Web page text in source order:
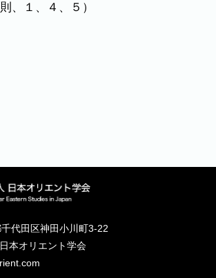
、１、４、５）
代田区神田小川町3-22
本オリエント学会